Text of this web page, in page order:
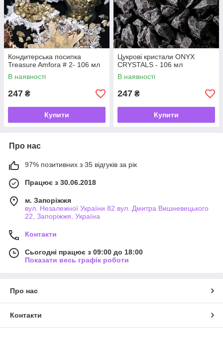
Кондитерська посипка
Treasure Amfora # 2- 106 мл
В наявності
247 ₴
Купити
Цукрові кристали ONYX
CRYSTALS - 106 мл
В наявності
247 ₴
Купити
Про нас
97% позитивних з 35 відгуків за рік
Працює з 30.06.2018
м. Запоріжжя
вул. Незалежної України 82 вул. Дмитра Вишневецького
22, Запоріжжя, Україна
Контакти
Сьогодні працює з 09:00 до 18:00
Показати весь графік роботи
Про нас
Контакти